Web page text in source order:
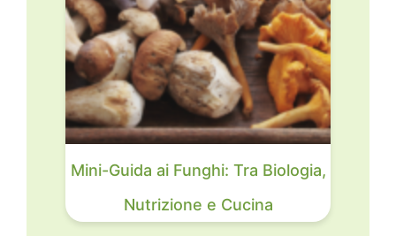
Mini-Guida ai Funghi: Tra Biologia,
Nutrizione e Cucina